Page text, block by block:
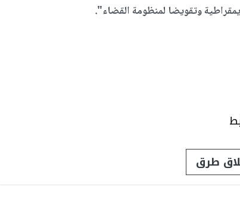
وتقويضا لمنظومة القضاء".
طرق